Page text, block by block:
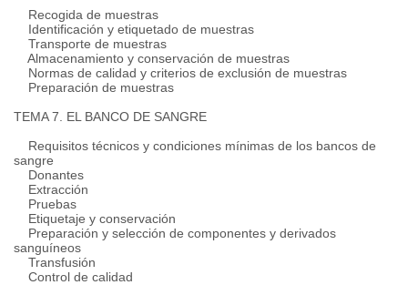
Recogida de muestras
Identificación y etiquetado de muestras
Transporte de muestras
Almacenamiento y conservación de muestras
Normas de calidad y criterios de exclusión de muestras
Preparación de muestras
TEMA 7. EL BANCO DE SANGRE
Requisitos técnicos y condiciones mínimas de los bancos de
sangre
Donantes
Extracción
Pruebas
Etiquetaje y conservación
Preparación y selección de componentes y derivados
sanguíneos
Transfusión
Control de calidad